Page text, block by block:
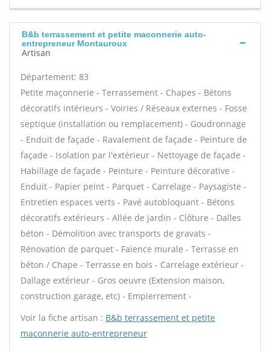
B&b terrassement et petite maconnerie auto-
entrepreneur Montauroux
Artisan
Département: 83
Petite maçonnerie - Terrassement - Chapes - Bétons
décoratifs intérieurs - Voiries / Réseaux externes - Fosse
septique (installation ou remplacement) - Goudronnage
- Enduit de façade - Ravalement de façade - Peinture de
façade - Isolation par l'extérieur - Nettoyage de façade -
Habillage de façade - Peinture - Peinture décorative -
Enduit - Papier peint - Parquet - Carrelage - Paysagiste -
Entretien espaces verts - Pavé autobloquant - Bétons
décoratifs extérieurs - Allée de jardin - Clôture - Dalles
béton - Démolition avec transports de gravats -
Rénovation de parquet - Faïence murale - Terrasse en
béton / Chape - Terrasse en bois - Carrelage extérieur -
Dallage extérieur - Gros oeuvre (Extension maison,
construction garage, etc) - Empierrement -
Voir la fiche artisan : B&b terrassement et petite
maconnerie auto-entrepreneur